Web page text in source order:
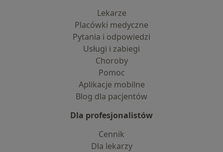
Lekarze
Placówki medyczne
Pytania i odpowiedzi
Usługi i zabiegi
Choroby
Pomoc
Aplikacje mobilne
Blog dla pacjentów
Dla profesjonalistów
Cennik
Dla lekarzy